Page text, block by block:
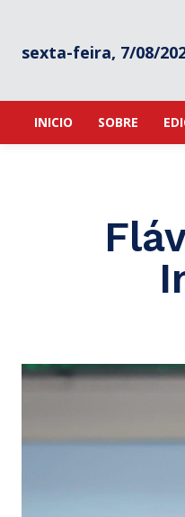
sexta-feira, 7/08/
INICIO SOBRE